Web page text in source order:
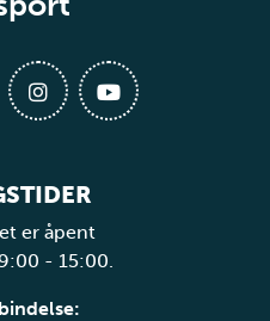
er åpent
- 15:00.